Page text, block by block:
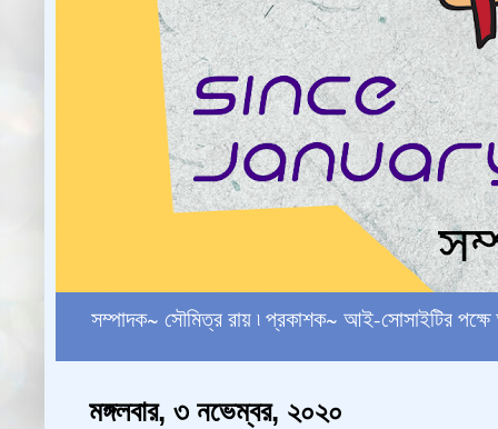
সম্পাদক~ সৌমিত্র রায় ৷ প্রকাশক~ আই-সোসাইটির
মঙ্গলবার, ৩ নভেম্বর, ২০২০